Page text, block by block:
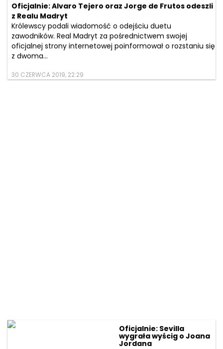
Oficjalnie: Alvaro Tejero oraz Jorge de Frutos odeszli
z Realu Madryt
Królewscy podali wiadomość o odejściu duetu
zawodników. Real Madryt za pośrednictwem swojej
oficjalnej strony internetowej poinformował o rozstaniu się
z dwoma...
30 CZERWCA 2019, 22:29
Oficjalnie: Sevilla
wygrała wyścig o Joana
Jordana